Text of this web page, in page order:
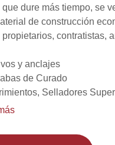
dure más tiempo, se
de construcción
contratistas,
y anclajes
de Curado
Selladores